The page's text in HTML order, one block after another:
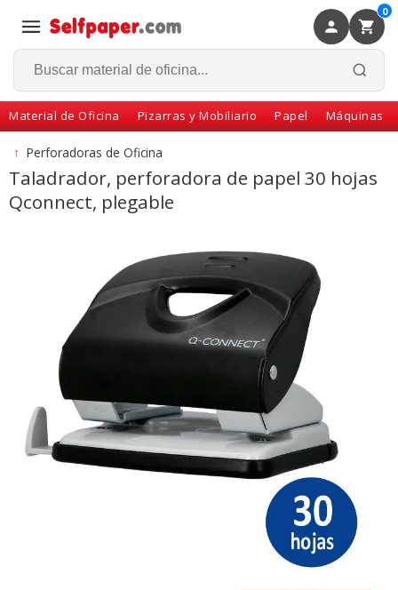
0
Material de Oficina Pizarras y Mobiliario Papel Máquinas
Volver
↑ Perforadoras de Oficina
Taladrador, perforadora de papel 30 hojas
Qconnect, plegable